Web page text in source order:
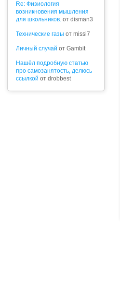
Re: Физиология
возникновения мышления
для школьников. от disman3
Технические газы от missi7
Личный случай от Gambit
Нашёл подробную статью
про самозанятость, делюсь
ссылкой от drobbest